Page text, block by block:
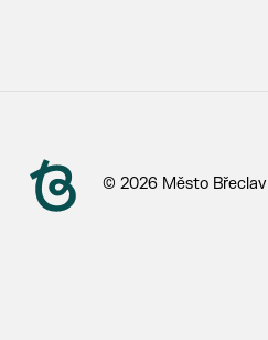
© 2026 Město Břeclav